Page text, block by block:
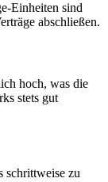
Einheiten sind
abschließen.
hoch, was die
stets gut
schrittweise zu